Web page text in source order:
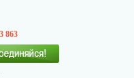
863